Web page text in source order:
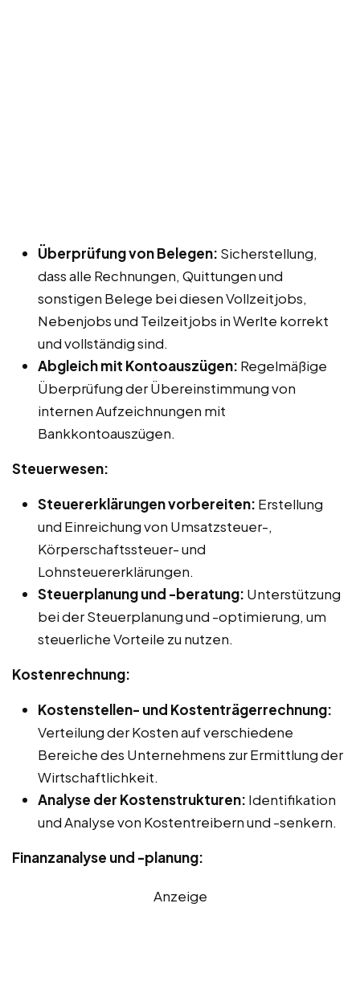
Überprüfung von Belegen: Sicherstellung,
dass alle Rechnungen, Quittungen und
sonstigen Belege bei diesen Vollzeitjobs,
Nebenjobs und Teilzeitjobs in Werlte korrekt
und vollständig sind.
Abgleich mit Kontoauszügen: Regelmäßige
Überprüfung der Übereinstimmung von
internen Aufzeichnungen mit
Bankkontoauszügen.
Steuerwesen:
Steuererklärungen vorbereiten: Erstellung
und Einreichung von Umsatzsteuer-,
Körperschaftssteuer- und
Lohnsteuererklärungen.
Steuerplanung und -beratung: Unterstützung
bei der Steuerplanung und -optimierung, um
steuerliche Vorteile zu nutzen.
Kostenrechnung:
Kostenstellen- und Kostenträgerrechnung:
Verteilung der Kosten auf verschiedene
Bereiche des Unternehmens zur Ermittlung der
Wirtschaftlichkeit.
Analyse der Kostenstrukturen: Identifikation
und Analyse von Kostentreibern und -senkern.
Finanzanalyse und -planung:
Anzeige